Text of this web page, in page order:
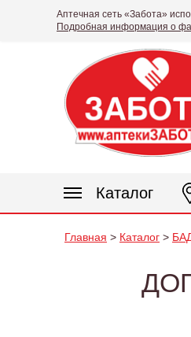
Аптечная сеть «Забота»
Подробная информация о
Каталог
Главная > Каталог >